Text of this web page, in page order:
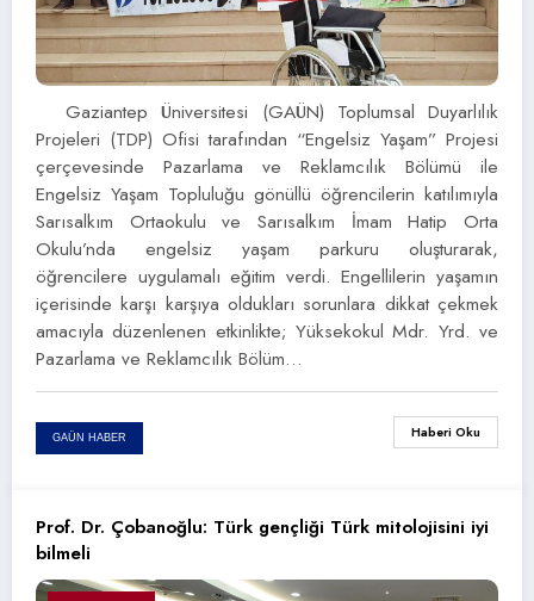
Gaziantep Üniversitesi (GAÜN) Toplumsal Duyarlılık
Projeleri (TDP) Ofisi tarafından “Engelsiz Yaşam” Projesi
çerçevesinde Pazarlama ve Reklamcılık Bölümü ile
Engelsiz Yaşam Topluluğu gönüllü öğrencilerin katılımıyla
Sarısalkım Ortaokulu ve Sarısalkım İmam Hatip Orta
Okulu’nda engelsiz yaşam parkuru oluşturarak,
öğrencilere uygulamalı eğitim verdi. Engellilerin yaşamın
içerisinde karşı karşıya oldukları sorunlara dikkat çekmek
amacıyla düzenlenen etkinlikte; Yüksekokul Mdr. Yrd. ve
Pazarlama ve Reklamcılık Bölüm…
GAÜN HABER Haberi Oku
Prof. Dr. Çobanoğlu: Türk gençliği Türk mitolojisini iyi
bilmeli